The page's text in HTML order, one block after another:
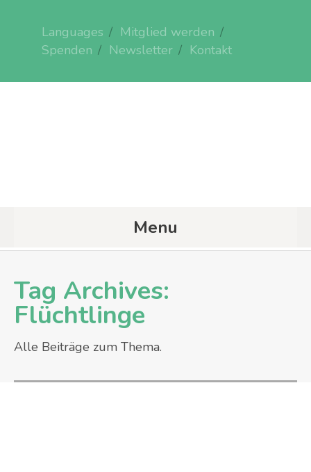
Languages
Mitglied werden
Spenden
Newsletter Kontakt
Menu
Tag Archives:
Flüchtlinge
Alle Beiträge zum Thema.